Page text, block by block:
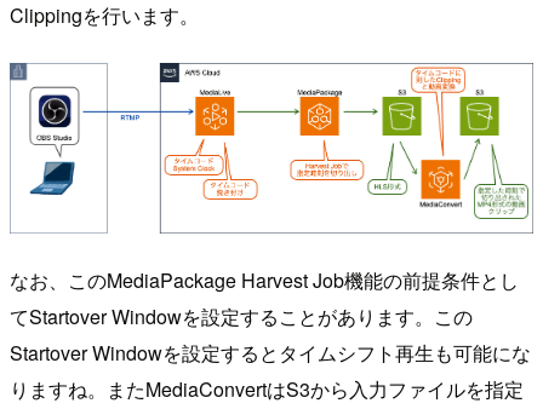
Clippingを行います。
なお、このMediaPackage Harvest Job機能の前提条件とし
てStartover Windowを設定することがあります。この
Startover Windowを設定するとタイムシフト再生も可能にな
りますね。またMediaConvertはS3から入力ファイルを指定